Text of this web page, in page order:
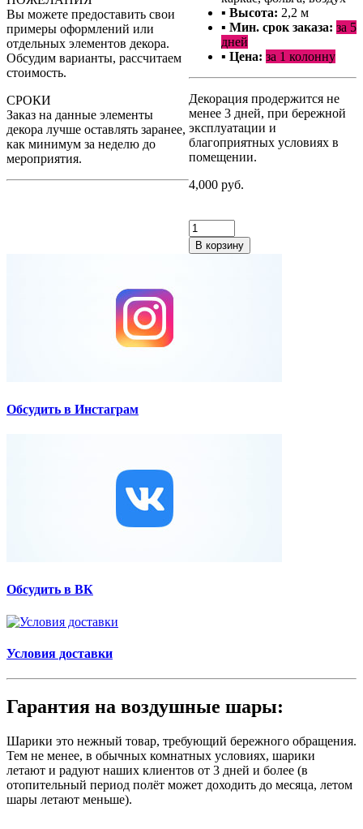
▪ Высота: 2,2 м
▪ Мин. срок заказа: за 5
дней
▪ Цена: за 1 колонну
Декорация продержится не
менее 3 дней, при бережной
эксплуатации и
благоприятных условиях в
помещении.
4,000 руб.
В корзину
Вы можете предоставить свои
примеры оформлений или
отдельных элементов декора.
Обсудим варианты, рассчитаем
стоимость.
СРОКИ
Заказ на данные элементы
декора лучше оставлять заранее,
как минимум за неделю до
мероприятия.
Обсудить в Инстаграм
Обсудить в ВК
Условия доставки
Гарантия на воздушные шары:
Шарики это нежный товар, требующий бережного обращения.
Тем не менее, в обычных комнатных условиях, шарики
летают и радуют наших клиентов от 3 дней и более (в
отопительный период полёт может доходить до месяца, летом
шары летают меньше).